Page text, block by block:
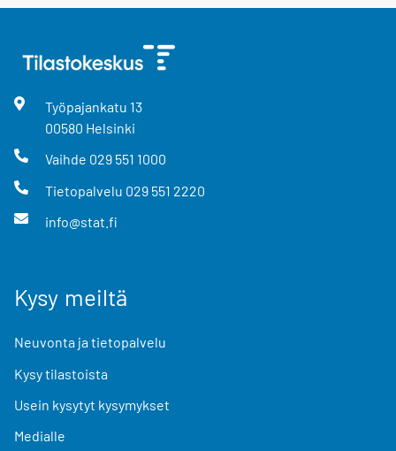
Työpajankatu 13
00580 Helsinki
Vaihde 029 551 1000
Tietopalvelu 029 551 2220
info@stat.fi
Kysy meiltä
Neuvonta ja tietopalvelu
Kysy tilastoista
Usein kysytyt kysymykset
Medialle